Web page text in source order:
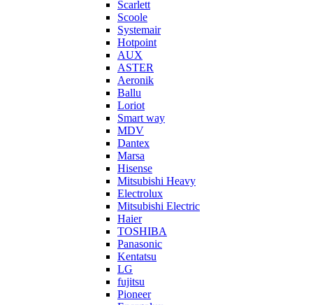
Scarlett
Scoole
Systemair
Hotpoint
AUX
ASTER
Aeronik
Ballu
Loriot
Smart way
MDV
Dantex
Marsa
Hisense
Mitsubishi Heavy
Electrolux
Mitsubishi Electric
Haier
TOSHIBA
Panasonic
Kentatsu
LG
fujitsu
Pioneer